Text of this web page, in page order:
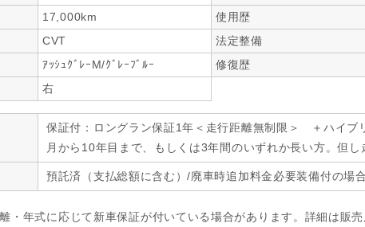
17,000km 使用歴
CVT 法定整備
ｱｯｼｭｸﾞﾚｰM/ｸﾞﾚｰﾌﾞﾙｰ 修復歴
右
保証付：ロングラン保証1年＜走行距離無制限＞ ＋ハイブ
月から10年目まで、もしくは3年間のいずれか長い方。但し
預託済（支払総額に含む）/廃車時追加料金必要装備付の場
・年式に応じて新車保証が付いている場合があります。詳細は販売